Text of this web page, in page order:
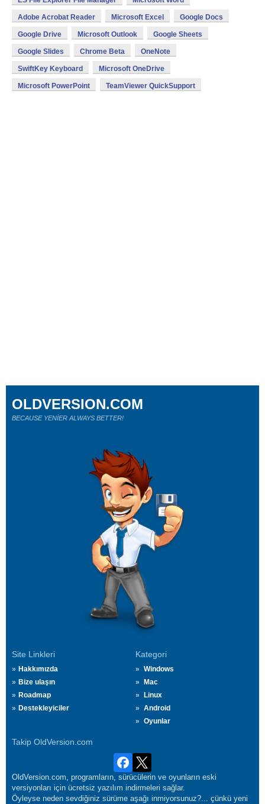
Adobe Acrobat Reader Microsoft Excel Google Docs
Google Drive Microsoft Outlook Google Sheets
Google Slides Chrome Beta OneNote
SwiftKey Keyboard Microsoft OneDrive
Microsoft PowerPoint TeamViewer QuickSupport
Site Linkleri
Hakkımızda
Bize ulaşın
Roadmap
Destekleyiciler
Kategori
Windows
Mac
Linux
Android
Oyunlar
Takip OldVersion.com
OLDVERSION.COM
BECAUSE YENİER ALWAYS BETTER!
OldVersion.com, programların, sürücülerin ve oyunların eski
versiyonları için ücretsiz yazılım indirmeleri sağlar.
Öyleyse neden sevdiğiniz sürüme aşağı inmiyorsunuz?... çünkü yeni